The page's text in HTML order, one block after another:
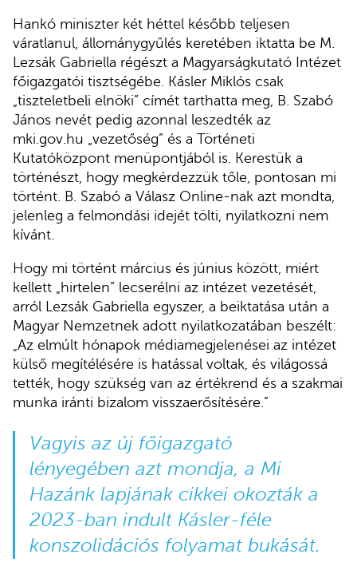
Hankó miniszter két héttel később teljesen
váratlanul, állománygyűlés keretében iktatta be M.
Lezsák Gabriella régészt a Magyarságkutató Intézet
főigazgatói tisztségébe. Kásler Miklós csak
„tiszteletbeli elnöki” címét tarthatta meg, B. Szabó
János nevét pedig azonnal leszedték az
mki.gov.hu „vezetőség” és a Történeti
Kutatóközpont menüpontjából is. Kerestük a
történészt, hogy megkérdezzük tőle, pontosan mi
történt. B. Szabó a Válasz Online-nak azt mondta,
jelenleg a felmondási idejét tölti, nyilatkozni nem
kívánt.
Hogy mi történt március és június között, miért
kellett „hirtelen” lecserélni az intézet vezetését,
arról Lezsák Gabriella egyszer, a beiktatása után a
Magyar Nemzetnek adott nyilatkozatában beszélt:
„Az elmúlt hónapok médiamegjelenései az intézet
külső megítélésére is hatással voltak, és világossá
tették, hogy szükség van az értékrend és a szakmai
munka iránti bizalom visszaerősítésére.”
Vagyis az új főigazgató
lényegében azt mondja, a Mi
Hazánk lapjának cikkei okozták a
2023-ban indult Kásler-féle
konszolidációs folyamat bukását.